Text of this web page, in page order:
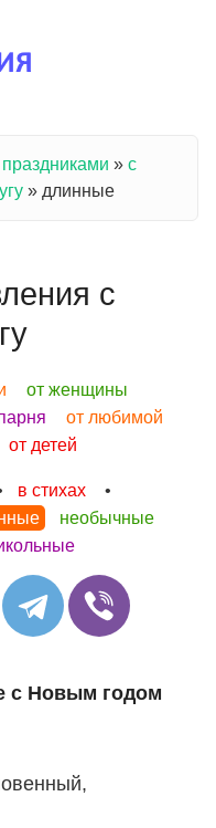
праздниками » с
» длинные
с
от женщины
от любимой
от детей
в стихах
•
необычные
с Новым годом